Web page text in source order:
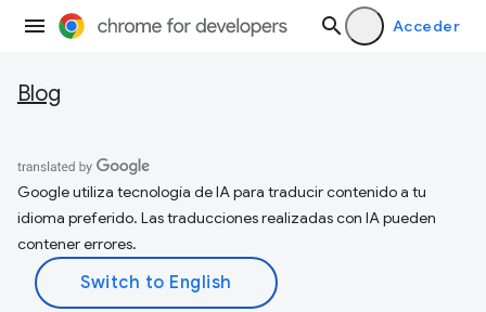
Acceder
Blog
Google utiliza tecnología de IA para traducir contenido a tu
idioma preferido. Las traducciones realizadas con IA pueden
contener errores.